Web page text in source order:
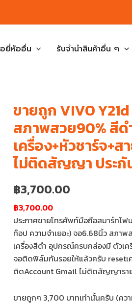
ยี่ห้ออื่น รับจำนำสินค้าอื่น ๆ
ขายถูก VIVO
สภาพสวย90% สี
เครื่อง+หัวชาร์จ+
ไม่ติดสัญญา ประกั
฿3,700.00
฿3,700.00
ประกาศขายโทรศัพท์มือถือสมาร์ทโฟ
ท๊อป ความจำเยอะ) จอ6.68นิ้ว สภา
เครื่องสีดำ อุปกรณ์ครบกล่องมี ตัวเค
จอติดฟิล์มกันรอยให้แล้วครับ resetเ
ติดAccount Gmail ไม่ติดสัญญารา
ขายถูกๆ 3,700 บาทเท่านั้นครับ (ควา